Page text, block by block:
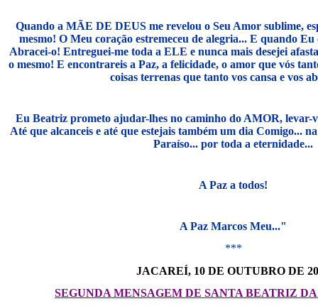
Quando a MÃE DE DEUS me revelou o Seu Amor sublime,
mesmo! O Meu coração estremeceu de alegria... E quando Eu
Abracei-o! Entreguei-me toda a ELE e nunca mais desejei
o mesmo! E encontrareis a Paz, a felicidade, o amor que vós
coisas terrenas que tanto vos cansa e vos
Eu Beatriz prometo ajudar-lhes no caminho do AMOR, levar-
Até que alcanceis e até que estejais também um dia Comigo...
Paraíso... por toda a eternidade...
A Paz a todos!
A Paz Marcos Meu..."
***
JACAREÍ, 10 DE OUTUBRO DE
SEGUNDA MENSAGEM DE SANTA BEATRIZ